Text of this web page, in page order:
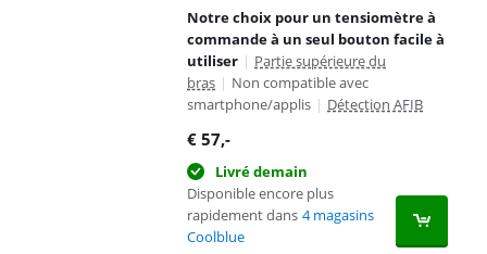
Notre choix pour un tensiomètre à
commande à un seul bouton facile à
utiliser | Partie supérieure du
bras | Non compatible avec
smartphone/applis | Détection AFIB
€ 57,-
Livré demain
Disponible encore plus
rapidement dans 4 magasins
Coolblue